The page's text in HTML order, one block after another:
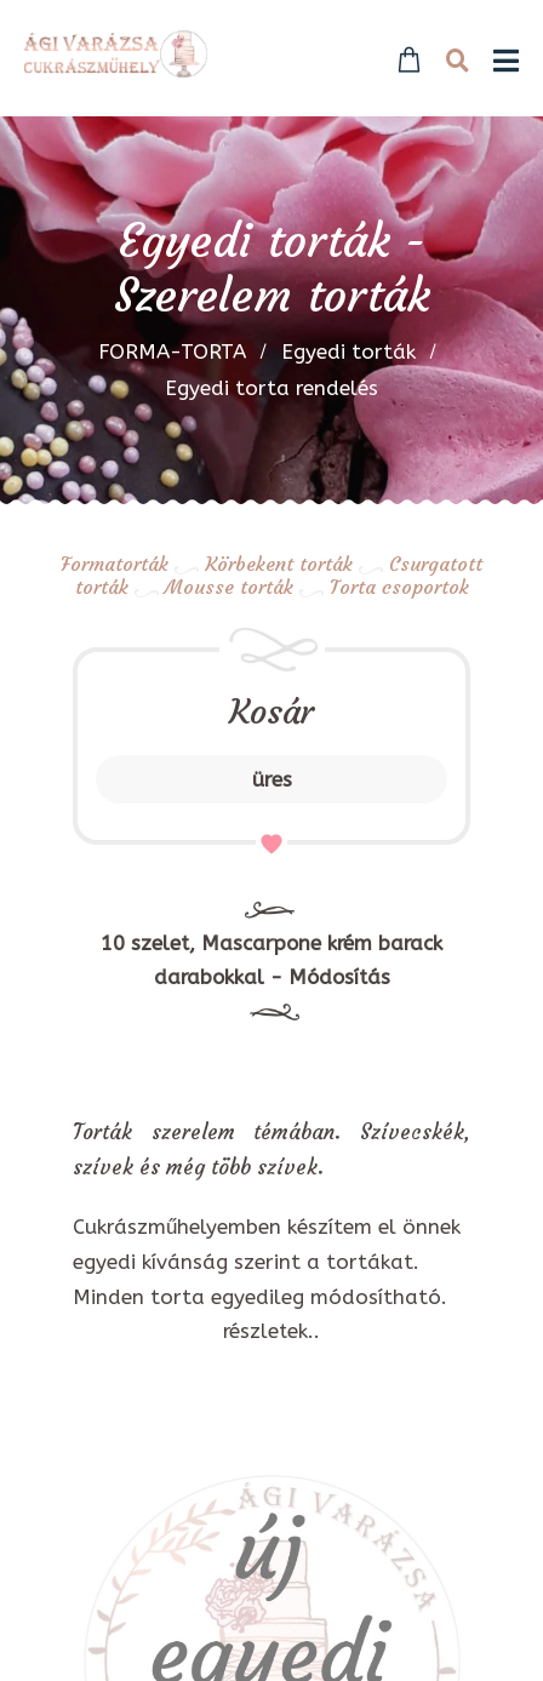
Egyedi torták -
Szerelem torták
FORMA-TORTA
Egyedi torták
Egyedi torta rendelés
Formatorták Körbekent torták
Csurgatott
torták
Mousse torták Torta csoportok
Kosár
üres
10 szelet, Mascarpone krém barack
darabokkal - Módosítás
Torták szerelem témában. Szívecskék,
szívek és még több szívek.
Cukrászműhelyemben készítem el önnek
egyedi kívánság szerint a tortákat.
Minden torta egyedileg módosítható.
részletek..